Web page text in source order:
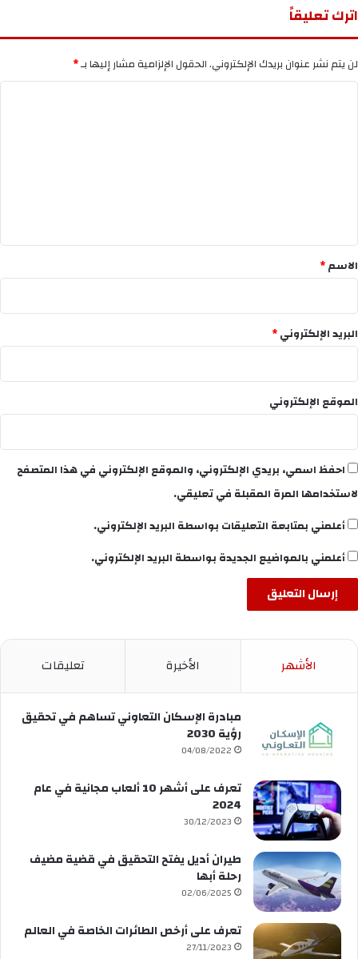
اترك تعليقاً
لن يتم نشر عنوان بريدك الإلكتروني.الحقول الإلزامية مشار إليها بـ*
*
الاسم*
البريد الإلكتروني*
الموقع الإلكتروني
احفظ اسمي، بريدي الإلكتروني، والموقع الإلكتروني في هذا المتصفح
لاستخدامها المرة المقبلة في تعليقي.
أعلمني بمتابعة التعليقات بواسطة البريد الإلكتروني.
أعلمني بالمواضيع الجديدة بواسطة البريد الإلكتروني.
الأشهر الأخيرة تعليقات
مبادرة الإسكان التعاوني تساهم في تحقيق
رؤية 2030
04/08/2022
تعرف على أشهر 10 ألعاب مجانية في عام
2024
30/12/2023
طيران أديل يفتح التحقيق في قضية مضيف
رحلة أبها
02/06/2025
تعرف على أرخص الطائرات الخاصة في العالم
27/11/2023